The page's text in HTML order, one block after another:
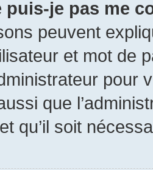
puis-je pas me
peuvent
et mot de
pour
que
qu’il soit